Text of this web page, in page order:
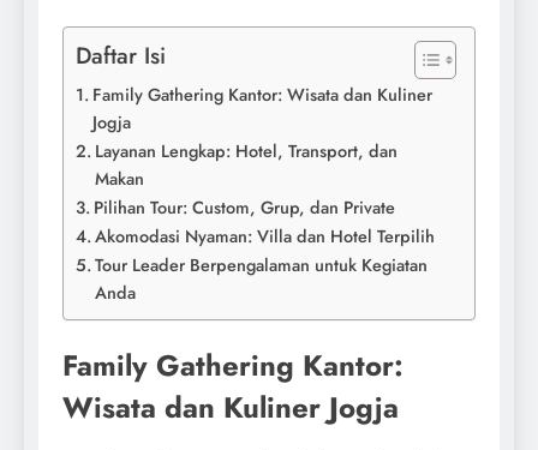
Daftar Isi
Family Gathering Kantor: Wisata dan Kuliner
Jogja
Layanan Lengkap: Hotel, Transport, dan
Makan
Pilihan Tour: Custom, Grup, dan Private
Akomodasi Nyaman: Villa dan Hotel Terpilih
Tour Leader Berpengalaman untuk Kegiatan
Anda
Family Gathering Kantor:
Wisata dan Kuliner Jogja